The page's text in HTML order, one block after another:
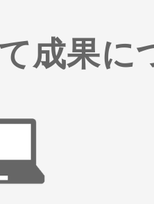
成果に